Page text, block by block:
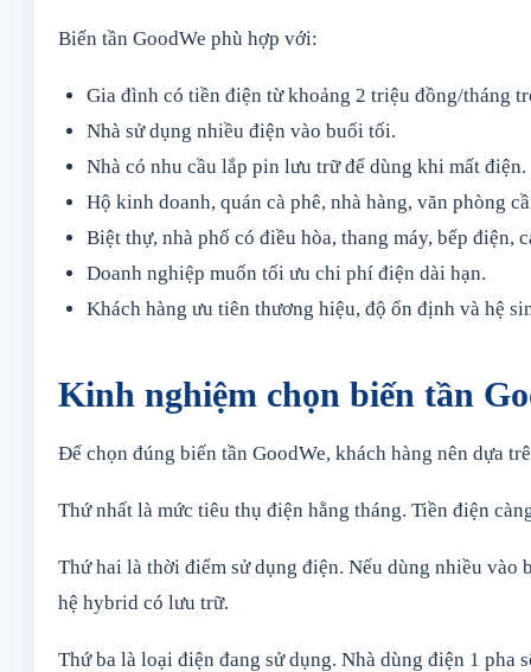
Biến tần GoodWe phù hợp với:
Gia đình có tiền điện từ khoảng 2 triệu đồng/tháng
Nhà sử dụng nhiều điện vào buổi tối.
Nhà có nhu cầu lắp pin lưu trữ để dùng khi mất điện.
Hộ kinh doanh, quán cà phê, nhà hàng, văn phòng
Biệt thự, nhà phố có điều hòa, thang máy, bếp điện,
Doanh nghiệp muốn tối ưu chi phí điện dài hạn.
Khách hàng ưu tiên thương hiệu, độ ổn định và hệ
Kinh nghiệm chọn biến tần
Để chọn đúng biến tần GoodWe, khách hàng nên dựa
Thứ nhất là mức tiêu thụ điện hằng tháng. Tiền điện
Thứ hai là thời điểm sử dụng điện. Nếu dùng nhiều vào
hệ hybrid có lưu trữ.
Thứ ba là loại điện đang sử dụng. Nhà dùng điện 1